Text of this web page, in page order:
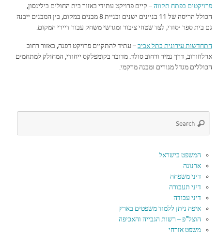
פרויקטים בפתח תקווה– קיים פרויקט עתידי באזור בית החולים בילינסון,
הכולל הריסה של 11 בניינים ישנים ובניית 8 מבנים במקום, בין המבנים ייבנה
גם בית ספר יסודי, לצד שטחי ציבור ומגרשי משחק עבור דיירי המקום.
התחדשות עירונית בתל אביב– עתיד להתקיים פרויקט דפנה, באזור רחוב
ארלוזורוב, דרך נמיר ורחוב סולד. מדובר בקומפלקס ייחודי, המחולק למתחמים
הכוללים מגדל מגורים ומבנה מרקמי. ​
המשפט בישראל
ארנונה
דיני משפחה
דיני תעבורה
דיני עבודה
איפה ניתן ללמוד משפטים בארץ
הוצל"פ – רשות הגבייה והאכיפה
משפט אזרחי